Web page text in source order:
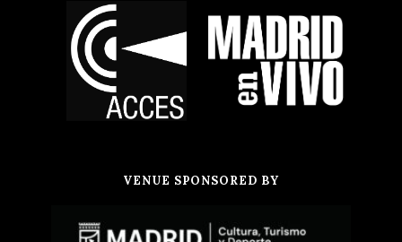
VENUE SPONSORED BY